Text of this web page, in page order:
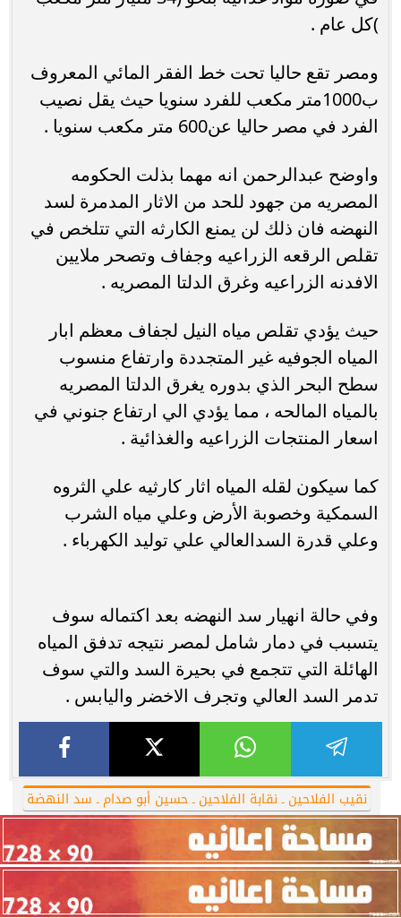
)كل عام .
ومصر تقع حاليا تحت خط الفقر المائي المعروف
ب1000متر مكعب للفرد سنويا حيث يقل نصيب
الفرد في مصر حاليا عن600 متر مكعب سنويا .
واوضح عبدالرحمن انه مهما بذلت الحكومه
المصريه من جهود للحد من الاثار المدمرة لسد
النهضه فان ذلك لن يمنع الكارثه التي تتلخص في
تقلص الرقعه الزراعيه وجفاف وتصحر ملايين
الافدنه الزراعيه وغرق الدلتا المصريه .
حيث يؤدي تقلص مياه النيل لجفاف معظم ابار
المياه الجوفيه غير المتجددة وارتفاع منسوب
سطح البحر الذي بدوره يغرق الدلتا المصريه
بالمياه المالحه ، مما يؤدي الي ارتفاع جنوني في
اسعار المنتجات الزراعيه والغذائية .
كما سيكون لقله المياه اثار كارثيه علي الثروه
السمكية وخصوبة الأرض وعلي مياه الشرب
وعلي قدرة السدالعالي علي توليد الكهرباء .
وفي حالة انهيار سد النهضه بعد اكتماله سوف
يتسبب في دمار شامل لمصر نتيجه تدفق المياه
الهائلة التي تتجمع في بحيرة السد والتي سوف
تدمر السد العالي وتجرف الاخضر واليابس .
نقيب الفلاحين ـ نقابة الفلاحين ـ حسين أبو صدام ـ سد النهضة